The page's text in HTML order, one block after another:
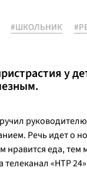
#ШКОЛЬНИК
у
Речь идет о
еда, тем
телеканал «НТР